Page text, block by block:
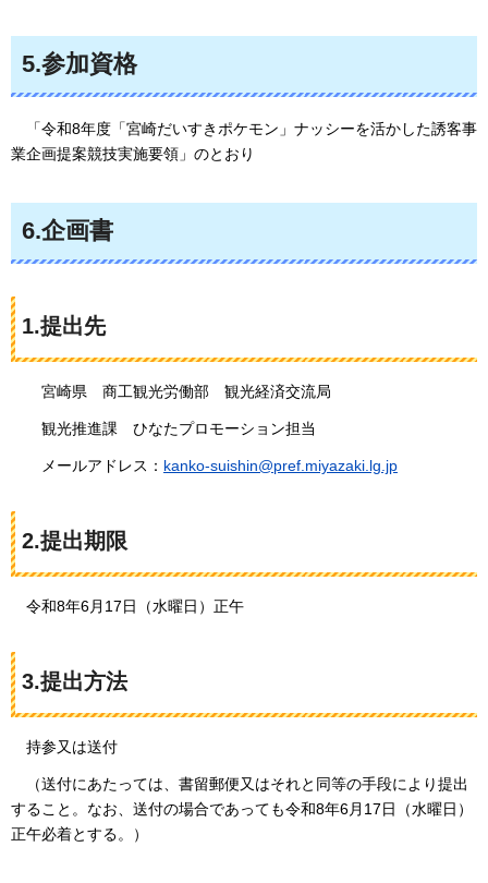
5.参加資格
「令和8年度「宮崎だいすきポケモン」ナッシーを活かした誘客事
業企画提案競技実施要領」のとおり
6.企画書
1.提出先
宮崎県 商工観光労働部 観光経済交流局
観光推進課 ひなたプロモーション担当
メールアドレス： kanko-suishin@pref.miyazaki.lg.jp
2.提出期限
令和8年6月17日（水曜日）正午
3.提出方法
持参又は送付
（送付にあたっては、書留郵便又はそれと同等の手段により提出
すること。なお、送付の場合であっても令和8年6月17日（水曜日）
正午必着とする。）